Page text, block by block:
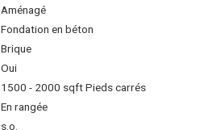
Aménagé
Fondation en béton
Brique
Oui
1500 - 2000 sqft Pieds carrés
En rangée
s.o.